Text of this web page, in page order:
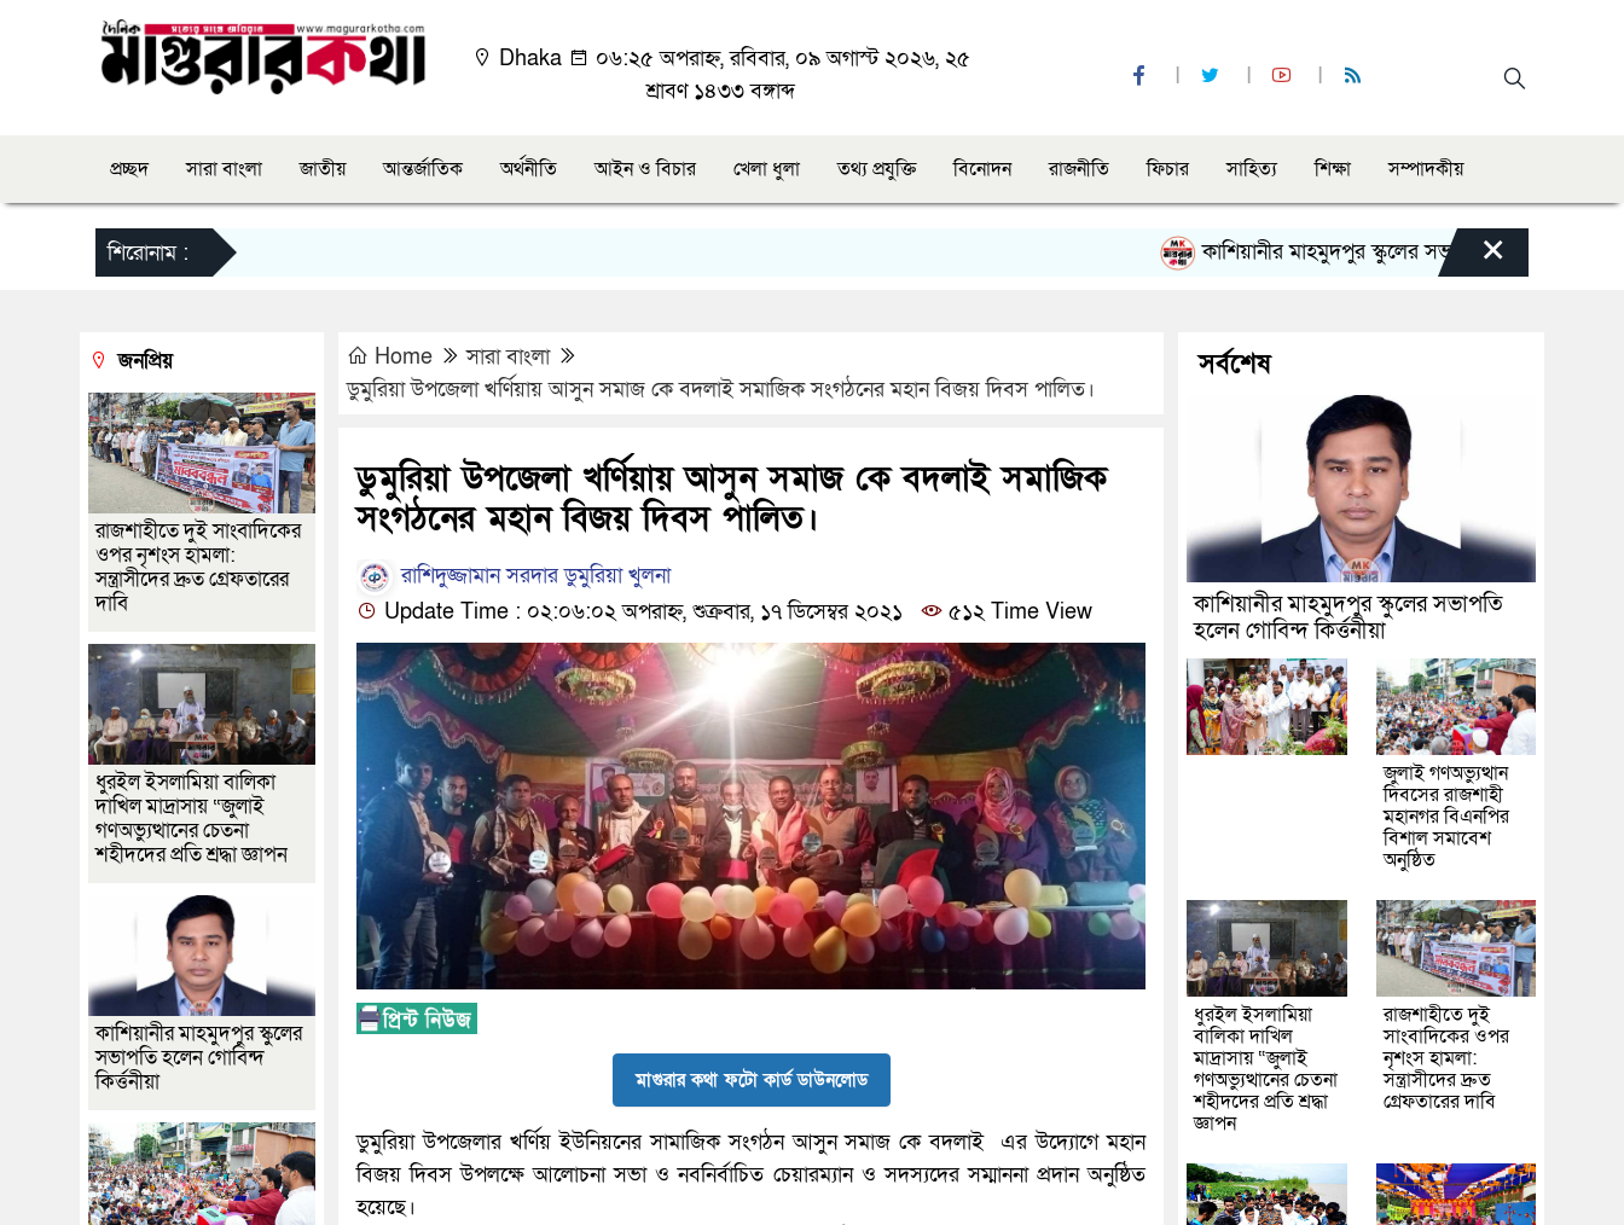
Dhaka
০৬:২৫ অপরাহ্ন, রবিবার, ০৯ অগাস্ট ২০২৬, ২৫
শ্রাবণ ১৪৩৩ বঙ্গাব্দ
প্রচ্ছদ সারা বাংলা জাতীয় আন্তর্জাতিক অর্থনীতি আইন ও বিচার খেলা ধুলা তথ্য প্রযুক্তি বিনোদন রাজনীতি ফিচার সাহিত্য শিক্ষা সম্পাদকীয়
শিরোনাম : কাশিয়ানীর মাহমুদপুর স্কুলের সভাপতি হলেন গোবিন্দ কির্ত্তনীয়া
×
Home
সারা বাংলা
ডুমুরিয়া উপজেলা খর্ণিয়ায় আসুন সমাজ কে বদলাই সমাজিক সংগঠনের মহান বিজয় দিবস পালিত।
ডুমুরিয়া উপজেলা খর্ণিয়ায় আসুন সমাজ কে বদলাই সমাজিক
সংগঠনের মহান বিজয় দিবস পালিত।
রাশিদুজ্জামান সরদার ডুমুরিয়া খুলনা
Update Time : ০২:০৬:০২ অপরাহ্ন, শুক্রবার, ১৭ ডিসেম্বর ২০২১
৫১২ Time View
মাগুরার কথা ফটো কার্ড ডাউনলোড
ডুমুরিয়া উপজেলার খর্ণিয় ইউনিয়নের সামাজিক সংগঠন আসুন সমাজ কে বদলাই এর উদ্যোগে মহান
বিজয় দিবস উপলক্ষে আলোচনা সভা ও নবনির্বাচিত চেয়ারম্যান ও সদস্যদের সম্মাননা প্রদান অনুষ্ঠিত
হয়েছে।
জনপ্রিয়
রাজশাহীতে দুই সাংবাদিকের
ওপর নৃশংস হামলা:
সন্ত্রাসীদের দ্রুত গ্রেফতারের
দাবি
ধুরইল ইসলামিয়া বালিকা
দাখিল মাদ্রাসায় “জুলাই
গণঅভ্যুত্থানের চেতনা
শহীদদের প্রতি শ্রদ্ধা জ্ঞাপন
কাশিয়ানীর মাহমুদপুর স্কুলের
সভাপতি হলেন গোবিন্দ
কির্ত্তনীয়া
সর্বশেষ
কাশিয়ানীর মাহমুদপুর স্কুলের সভাপতি
হলেন গোবিন্দ কির্ত্তনীয়া
জুলাই গণঅভ্যুত্থান
দিবসের রাজশাহী
মহানগর বিএনপির
বিশাল সমাবেশ
অনুষ্ঠিত
ধুরইল ইসলামিয়া
বালিকা দাখিল
মাদ্রাসায় “জুলাই
গণঅভ্যুত্থানের চেতনা
শহীদদের প্রতি শ্রদ্ধা
জ্ঞাপন
রাজশাহীতে দুই
সাংবাদিকের ওপর
নৃশংস হামলা:
সন্ত্রাসীদের দ্রুত
গ্রেফতারের দাবি